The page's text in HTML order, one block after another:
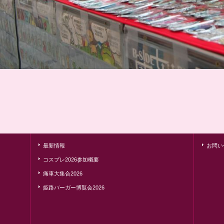
最新情報
コスプレ2026参加概要
痛車大集合2026
姫路バーガー博覧会2026
お問